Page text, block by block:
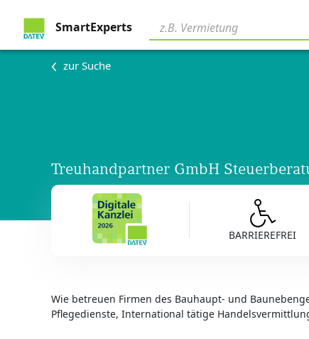
SmartExperts
zur Suche
Treuhandpartner GmbH
BARRIEREFREI
Wie betreuen Firmen des Bauhaupt- und
Pflegedienste, International tätige